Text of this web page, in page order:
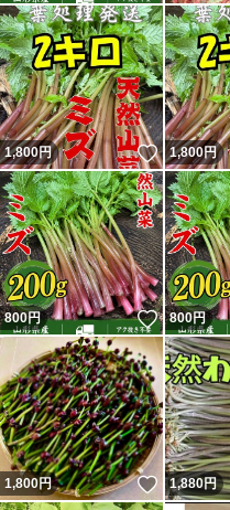
1,800円 いいね！
1,800円
800円 いいね！
800円
1,800円 いいね！
1,880円